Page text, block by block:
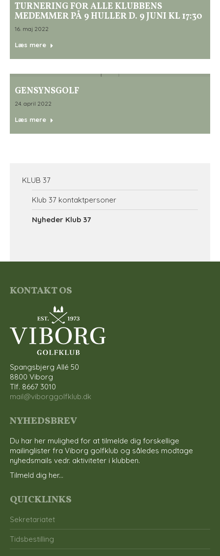
TURNERING FOR ALLE KLUBBENS
MEDEMMER PÅ 9 HULLER D. 9 JUNI KL 17:30
16. maj 2022
Læs mere
GENSYNSGOLF
24. april 2022
Læs mere
KLUB 37
Klub 37 kontaktpersoner
Nyheder Klub 37
KONTAKT OS
Spangsbjerg Allé 50
8800 Viborg
Tlf. 8667 3010
mail@viborggolfklub.dk
NYHEDSBREV
Du har her mulighed for at tilmelde dig forskellige
mailinglister fra Viborg golfklub og således modtage
nyhedsmails vedr. aktiviteter i klubben.
Tilmeld dig her...
QUICKLINKS
Sekretariatet
Tidsbestilling